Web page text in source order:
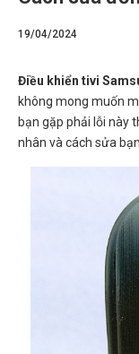
19/04/2024
Điều khiển tivi
không mong muốn
bạn gặp phải lỗi này
nhân và cách sửa